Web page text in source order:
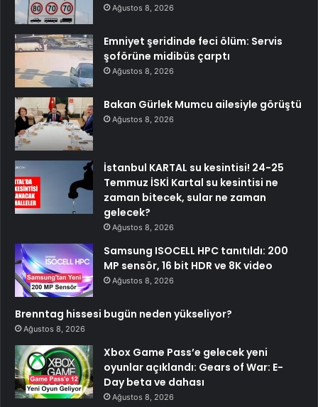
Ağustos 8, 2026
Emniyet şeridinde feci ölüm: Servis
şoförüne midibüs çarptı
Ağustos 8, 2026
Bakan Gürlek Mumcu ailesiyle görüştü
Ağustos 8, 2026
İstanbul KARTAL su kesintisi! 24-25
Temmuz İSKİ Kartal su kesintisi ne
zaman bitecek, sular ne zaman
gelecek?
Ağustos 8, 2026
Samsung ISOCELL HPC tanıtıldı: 200
MP sensör, 16 bit HDR ve 8K video
Ağustos 8, 2026
Brenntag hissesi bugün neden yükseliyor?
Ağustos 8, 2026
Xbox Game Pass’e gelecek yeni
oyunlar açıklandı: Gears of War: E-
Day beta ve dahası
Ağustos 8, 2026